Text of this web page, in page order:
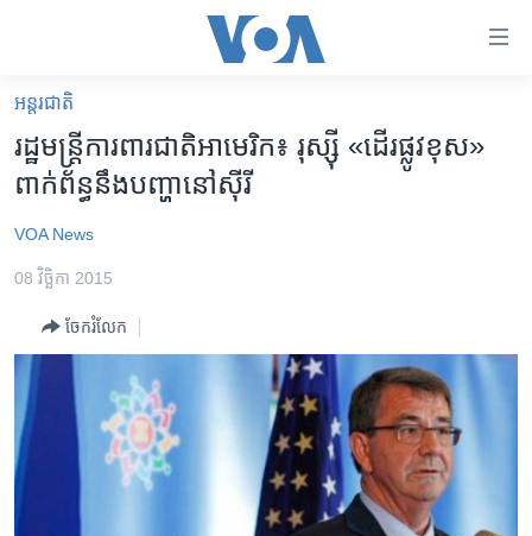
គេហទំព័រ​
ទាក់ទង
រំលង​
និង​
ទំព័រ​
រំលង​
ចូល​
ទៅ​
អន្តរជាតិ
ហេឡូវីអូអេ
កម្ពុជាច្នៃប្រតិដ្ឋ
ព្រឹត្តិការណ៍ព័ត៌មាន
ទូរទស្សន៍ / វីដេអូ​
វិទ្យុ / ផតខាសថ៍
អន្តរជាតិ
រដ្ឋមន្រ្តី​ការពារ​ជាតិ​អាមេរិក៖ រុស្ស៊ី​ «ដើរ​ផ្លូវ​ខុស»
ពាក់ព័ន្ធ​នឹង​បញ្ហា​នៅ​ស៊ីរី
VOA News
08 វិច្ឆិកា 2015
ចែករំលែក